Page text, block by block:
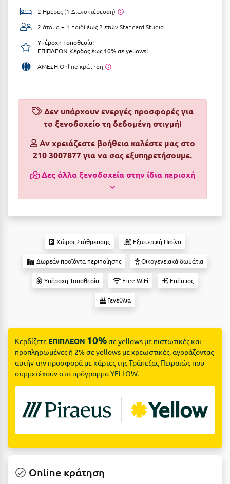
Αργολίδα
Αριδαία
Αρκαδία
Αρκίτσα
Αρχαία Ολυμπία
Αστυπάλαια
Αττική
Βansko
Βραχάτι Κορινθίας
Βυτίνα
Γλυφάδα
Γρεβενά
Γύθειο
Διακοπτό
Ξενοδοχεία 3 Αστέρων
Ξενοδοχεία 5 Αστέρων
Βίλες
Ενοικιαζόμενα Δωμάτια
Studios
Boutique Hotels
Δες όλες τις προσφορές
Δες όλα τα πακέτα διακοπών
2 Ημέρες (1 Διανυκτέρευση)
2 άτομα + 1 παιδί έως 2 ετώνStandard Studio
Υπέροχη Τοποθεσία!
ΕΠΙΠΛΕΟΝ Κέρδος έως 10% σε yellows!
ΑΜΕΣΗ Online κράτηση
Δεν υπάρχουν ενεργές προσφορές για
το ξενοδοχείο τη δεδομένη στιγμή!
Αν χρειάζεστε βοήθεια καλέστε μας στο
210 3007877 για να σας εξυπηρετήσουμε.
Δες άλλα ξενοδοχεία στην ίδια περιοχή
Χώρος Στάθμευσης Εξωτερική Πισίνα
Δωρεάν προϊόντα περιποίησης Οικογενειακά δωμάτια
Υπέροχη Τοποθεσία Free WiFi Επέτειος
Γενέθλια
Κερδίζετε ΕΠΙΠΛΕΟΝ 10%σε yellows με πιστωτικές και
προπληρωμένες ή 2% σε yellows με χρεωστικές, αγοράζοντας
αυτήν την προσφορά με κάρτες της Τράπεζας Πειραιώς που
συμμετέχουν στο πρόγραμμα YELLOW.
Online κράτηση